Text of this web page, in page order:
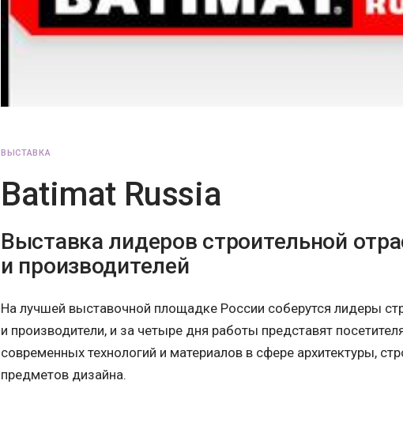
ВЫСТАВКА
Batimat Russia
Выставка лидеров строительной
и производителей
На лучшей выставочной площадке России соберутся лидеры
и производители, и за четыре дня работы представят
современных технологий и материалов в сфере архитектуры,
предметов дизайна.